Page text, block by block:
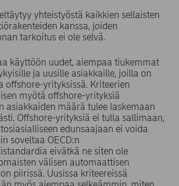
yhteistyöstä kaikkien sellaisten
kanssa, joiden
tarkoitus ei ole selvä.
käyttöön uudet, aiempaa tiukemmat
ja uusille asiakkaille, joilla on
offshore-yrityksissä. Kriteerien
myötä offshore-yrityksiä
asiakkaiden määrä tulee laskemaan
Offshore-yrityksiä ei tulla sallimaan,
edunsaajaan ei voida
soveltaa OECD:n
eivätkä ne siten ole
välisen automaattisen
piirissä. Uusissa kriteereissä